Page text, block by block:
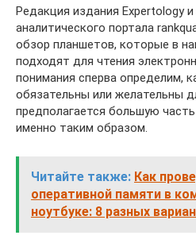
Редакция издания Expertology
аналитического портала
обзор планшетов, которые в
подходят для чтения
понимания сперва определим,
обязательны или желательны
предполагается большую
именно таким образом.
Читайте также: Как
оперативной памяти в
ноутбуке: 8 разных